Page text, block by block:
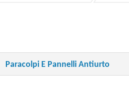
Paracolpi E Pannelli Antiurto